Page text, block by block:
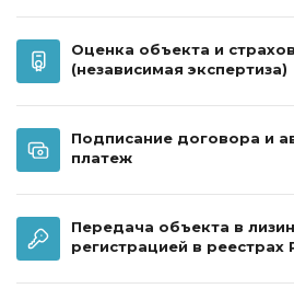
Оценка объекта и
(независимая экспертиза)
Подписание договора и
платеж
Передача объекта в
регистрацией в реестрах